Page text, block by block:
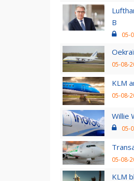
B
05-
05-08-
KLM
05-08-
Willie
05-
05-08-
KLM